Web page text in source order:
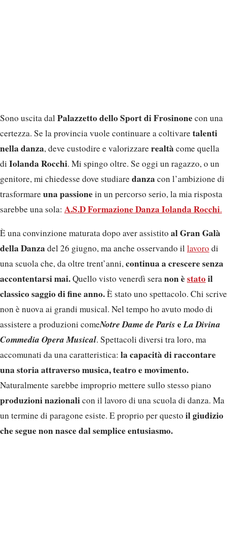
Sono uscita dal Palazzetto dello Sport di Frosinonecon una
certezza. Se la provincia vuole continuare a coltivaretalenti
nella danza, deve custodire e valorizzarerealtà come quella
di Iolanda Rocchi. Mi spingo oltre. Se oggi un ragazzo, o un
genitore, mi chiedesse dove studiaredanza con l’ambizione di
trasformareuna passionein un percorso serio, la mia risposta
sarebbe una sola: A.S.D Formazione Danza Iolanda Rocchi.
È una convinzione maturata dopo aver assistito al Gran Galà
della Danza del 26 giugno, ma anche osservando illavoro di
una scuola che, da oltre trent’anni,continua a crescere senza
accontentarsi mai.Quello visto venerdì seranon èstatoil
classico saggio di fine anno.È stato uno spettacolo. Chi scrive
non è nuova ai grandi musical. Nel tempo ho avuto modo di
assistere a produzioni comeNotre Dame de Paris eLa Divina
Commedia Opera Musical. Spettacoli diversi tra loro, ma
accomunati da una caratteristica: la capacità di raccontare
una storia attraverso musica, teatro e movimento.
Naturalmente sarebbe improprio mettere sullo stesso piano
produzioni nazionalicon il lavoro di una scuola di danza. Ma
un termine di paragone esiste. E proprio per questo il giudizio
che segue non nasce dal semplice entusiasmo.